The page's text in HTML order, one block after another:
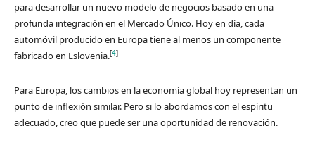
para desarrollar un nuevo modelo de negocios basado en una
profunda integración en el Mercado Único. Hoy en día, cada
automóvil producido en Europa tiene al menos un componente
fabricado en Eslovenia.[4]
Para Europa, los cambios en la economía global hoy representan un
punto de inflexión similar. Pero si lo abordamos con el espíritu
adecuado, creo que puede ser una oportunidad de renovación.